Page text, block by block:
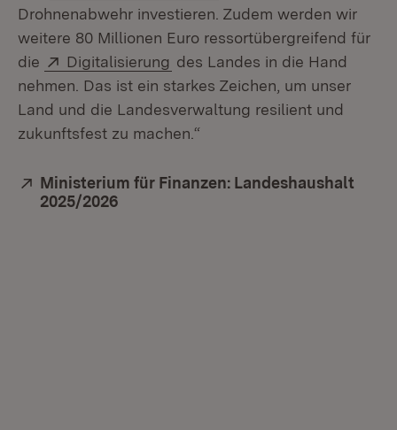
Drohnenabwehr investieren. Zudem werden wir
weitere 80 Millionen Euro ressortübergreifend für
die
Extern:
Digitalisierung (Öffnet in neuem Fenster)
des Landes in die Hand
nehmen. Das ist ein starkes Zeichen, um unser
Land und die Landesverwaltung resilient und
zukunftsfest zu machen.“
Extern:
Ministerium für Finanzen: Landeshaushalt
2025/2026